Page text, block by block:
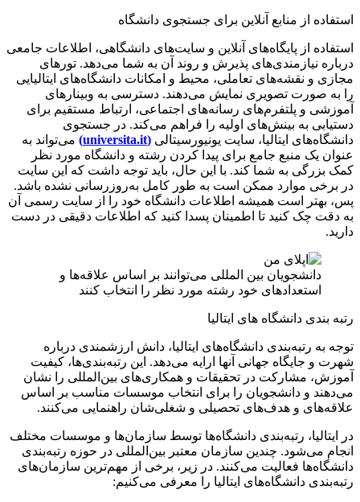
استفاده از منابع آنلاین برای جستجوی دانشگاه
استفاده از پایگاه‌های آنلاین و سایت‌های دانشگاهی، اطلاعات جامعی
درباره نیازمندی‌های پذیرش و روند آن به شما می‌دهد. تورهای
مجازی و نقشه‌های تعاملی، محیط و امکانات دانشگاه‌های ایتالیایی
را به صورت تصویری نمایش می‌دهند. دسترسی به وبینارهای
آموزشی و پلتفرم‌های رسانه‌های اجتماعی، ارتباط مستقیم برای
دستیابی به بینش‌های اولیه را فراهم می‌کند. در جستجوی
دانشگاه‌های ایتالیا، سایت یونیورسیتالی (universita.it)
می‌تواند به
عنوان یک منبع جامع برای پیدا کردن رشته و دانشگاه مورد نظر
کمک بزرگی به شما کند. با این حال، باید توجه داشت که این سایت
در برخی موارد ممکن است به طور کامل به‌روزرسانی نشده باشد.
پس، بهتر است همیشه اطلاعات دانشگاه خود را از سایت رسمی آن
به دقت چک کنید تا اطمینان پسدا کنید که اطلاعات دقیقی در دست
دارید.
دانشجویان بین المللی می‌توانند بر اساس علاقه‌ها و
استعدادهای خود رشته مورد نظر را انتخاب کنند
رتبه بندی دانشگاه های ایتالیا
توجه به رتبه‌بندی دانشگاه‌های ایتالیا، دانش ارزشمندی درباره
شهرت و جایگاه جهانی آنها ارایه می‌دهد. این رتبه‌بندی‌ها، کیفیت
آموزش، مشارکت در تحقیقات و همکاری‌های بین‌المللی را نشان
می‌دهند و دانشجویان را برای انتخاب موسسات مناسب بر اساس
علاقه‌های و هدف‌های تحصیلی و شغلی‌شان راهنمایی می‌کنند.
در ایتالیا، رتبه‌بندی دانشگاه‌ها توسط سازمان‌ها و موسسات مختلف
انجام می‌شود. چندین سازمان معتبر بین‌المللی در حوزه رتبه‌بندی
دانشگاه‌ها فعالیت می‌کنند. در زیر، برخی از مهم‌ترین سازمان‌های
رتبه‌بندی دانشگاه‌های ایتالیا را معرفی می‌کنیم: